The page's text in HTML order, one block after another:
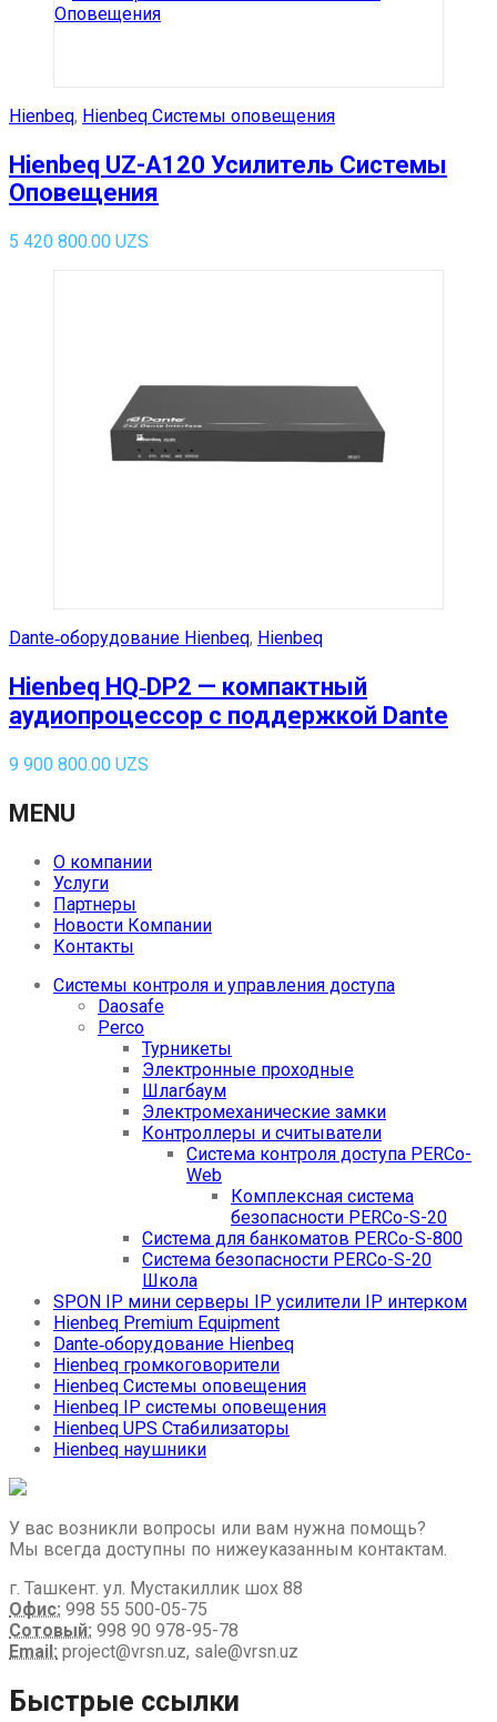
Hienbeq, Hienbeq Системы оповещения
Hienbeq UZ-A120 Усилитель Системы
Оповещения
5 420 800.00 UZS
Dante‑оборудование Hienbeq, Hienbeq
Hienbeq HQ‑DP2 — компактный
аудиопроцессор с поддержкой Dante
9 900 800.00 UZS
MENU
О компании
Услуги
Партнеры
Новости Компании
Контакты
Системы контроля и управления доступа
Daosafe
Perco
Турникеты
Электронные проходные
Шлагбаум
Электромеханические замки
Контроллеры и считыватели
Система контроля доступа PERCo-
Web
Комплексная система
безопасности PERCo-S-20
Система для банкоматов PERCo-S-800
Система безопасности PERCo-S-20
Школа
SPON IP мини серверы IP усилители IP интерком
Hienbeq Premium Equipment
Dante‑оборудование Hienbeq
Hienbeq громкоговорители
Hienbeq Системы оповещения
Hienbeq IP системы оповещения
Hienbeq UPS Стабилизаторы
Hienbeq наушники
У вас возникли вопросы или вам нужна помощь?
Мы всегда доступны по нижеуказанным контактам.
г. Ташкент. ул. Мустакиллик шох 88
Офис: 998 55 500-05-75
Сотовый: 998 90 978-95-78
Email: project@vrsn.uz, sale@vrsn.uz
Быстрые ссылки